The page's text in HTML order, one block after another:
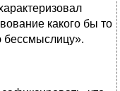
какого бы то
бессмыслицу».